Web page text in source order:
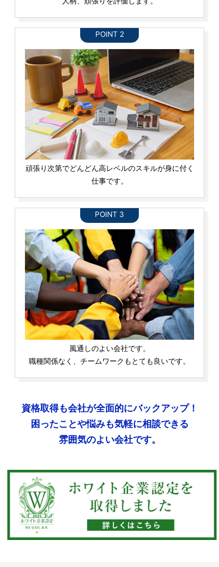
頑張り次第でどんどん高レベルのスキルが身に付く
仕事です。
風通しのよい会社です。
職種関係なく、チームワークもとても良いです。
資格取得も会社が全面的にバックアップ！
困ったことや悩みも気軽に相談できる
雰囲気のよい会社です。